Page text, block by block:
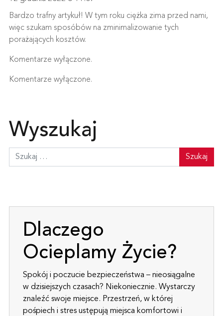
Bardzo trafny artykuł! W tym roku ciężka zima przed nami,
więc szukam sposóbów na zminimalizowanie tych
porażających kosztów.
Komentarze wyłączone.
Komentarze wyłączone.
Wyszukaj
Dlaczego
Ocieplamy Życie?
Spokój i poczucie bezpieczeństwa – nieosiągalne
w dzisiejszych czasach? Niekoniecznie. Wystarczy
znaleźć swoje miejsce. Przestrzeń, w której
pośpiech i stres ustępują miejsca komfortowi i